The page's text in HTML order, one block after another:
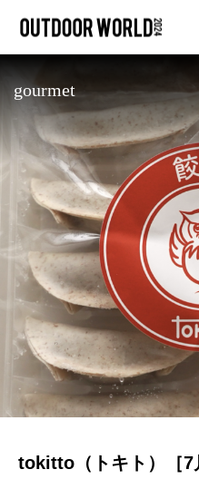
gourmet
tokitto（トキト）［7